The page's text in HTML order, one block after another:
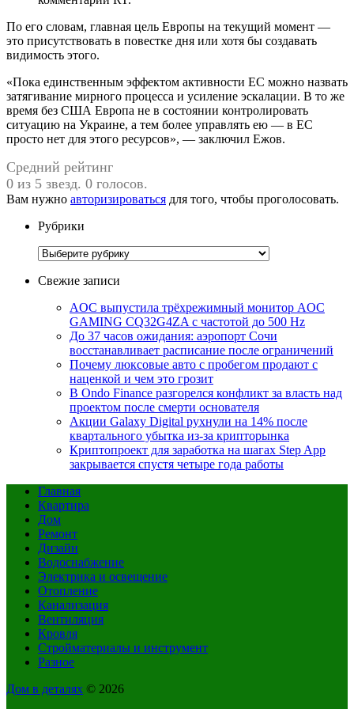
По его словам, главная цель Европы на текущий момент —
это присутствовать в повестке дня или хотя бы создавать
видимость этого.
«Пока единственным эффектом активности ЕС можно назвать
затягивание мирного процесса и усиление эскалации. В то же
время без США Европа не в состоянии контролировать
ситуацию на Украине, а тем более управлять ею — в ЕС
просто нет для этого ресурсов», — заключил Ежов.
Средний рейтинг
0 из 5 звезд. 0 голосов.
Вам нужно авторизироваться для того, чтобы проголосовать.
Рубрики
Рубрики
Свежие записи
AOC выпустила трёхрежимный монитор AOC
GAMING CQ32G4ZA с частотой до 500 Hz
До 37 часов ожидания: аэропорт Сочи
восстанавливает расписание после ограничений
Почему люксовые авто с пробегом продают с
наценкой и чем это грозит
В Ondo Finance разгорелся конфликт за власть над
проектом после смерти основателя
Акции Galaxy Digital рухнули на 14% после
квартального убытка из-за крипторынка
Криптопроект для заработка на шагах Step App
закрывается спустя четыре года работы
Главная
Квартира
Дом
Ремонт
Дизайн
Водоснабжение
Электрика и освещение
Отопление
Канализация
Вентиляция
Кровля
Стройматериалы и инструмент
Разное
Дом в деталях © 2026